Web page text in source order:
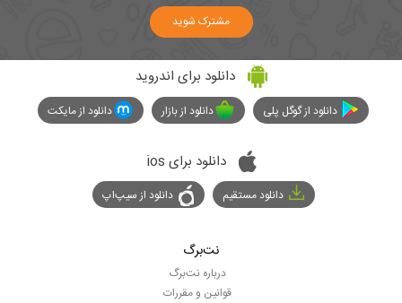
مشترک شوید
دانلود برای اندروید
دانلود از گوگل پلی دانلود از بازار دانلود از مایکت
دانلود برای ios
دانلود مستقیم دانلود از سیپ‌اپ
نت‌برگ
درباره نت‌برگ
قوانین و مقررات